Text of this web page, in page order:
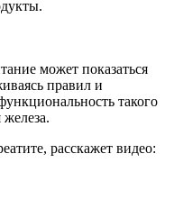
может показаться
правил и
такого
расскажет видео: